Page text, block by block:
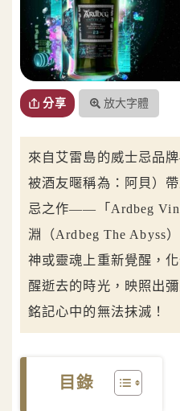
分享 放大字體
來自艾雷島的威士忌品
被酒友暱稱為：阿貝）
忌之作——「Ardbeg
淵（Ardbeg The Abyss
神或靈魂上重新覺醒，
醒逝去的時光，映照出
銘記心中的無法抹滅！
目錄